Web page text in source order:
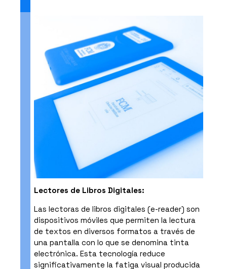
Lectores de Libros Digitales:
Las lectoras de libros digitales (e-reader) son
dispositivos móviles que permiten la lectura
de textos en diversos formatos a través de
una pantalla con lo que se denomina tinta
electrónica. Esta tecnología reduce
significativamente la fatiga visual producida